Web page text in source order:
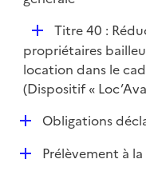
D
é
p
l
e
r
Titre 40 :
propriétaires
location dans le
(Dispositif «
DObligations
DPrélèvement à